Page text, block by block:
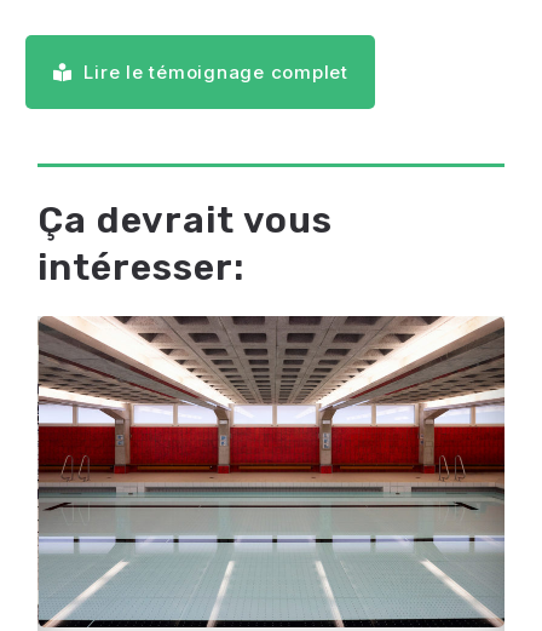
Lire le témoignage complet
Ça devrait vous
intéresser: